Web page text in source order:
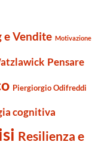
e Vendite Motivazione
Pensare
Piergiorgio Odifreddi
cognitiva
Resilienza e